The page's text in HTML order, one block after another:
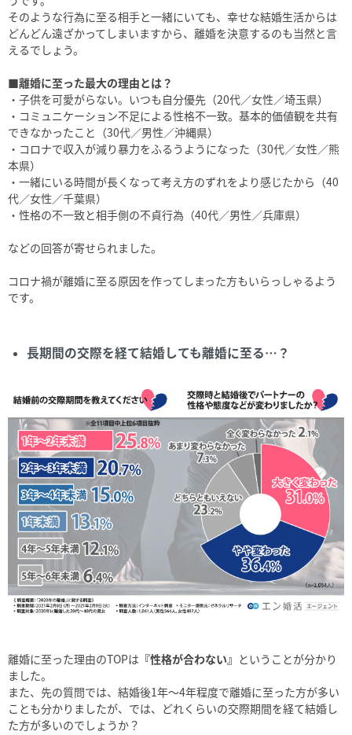
そのような行為に至る相手と一緒にいても、幸せな結婚生活からは
どんどん遠ざかってしまいますから、離婚を決意するのも当然と言
えるでしょう。
■離婚に至った最大の理由とは？
・子供を可愛がらない。いつも自分優先（20代／女性／埼玉県）
・コミュニケーション不足による性格不一致。基本的価値観を共有
できなかったこと（30代／男性／沖縄県）
・コロナで収入が減り暴力をふるうようになった（30代／女性／熊
本県）
・一緒にいる時間が長くなって考え方のずれをより感じたから（40
代／女性／千葉県）
・性格の不一致と相手側の不貞行為（40代／男性／兵庫県）
などの回答が寄せられました。
コロナ禍が離婚に至る原因を作ってしまった方もいらっしゃるよう
です。
長期間の交際を経て結婚しても離婚に至る…？
離婚に至った理由のTOPは 『性格が合わない』 ということが分かり
ました。
また、先の質問では、結婚後1年～4年程度で離婚に至った方が多い
ことも分かりましたが、では、どれくらいの交際期間を経て結婚し
た方が多いのでしょうか？